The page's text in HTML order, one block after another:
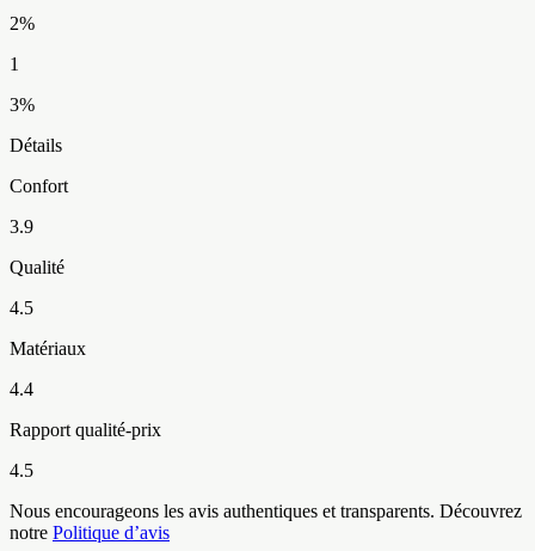
2%
1
3%
Détails
Confort
3.9
Qualité
4.5
Matériaux
4.4
Rapport qualité-prix
4.5
Nous encourageons les avis authentiques et transparents. Découvrez
notre Politique d’avis